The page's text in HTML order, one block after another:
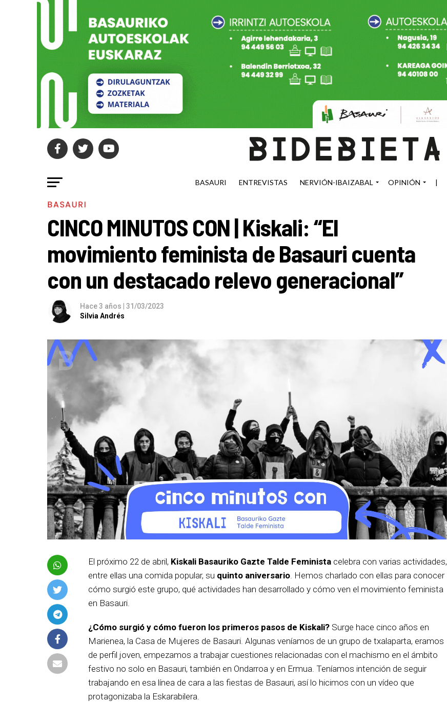
BASAURI ENTREVISTAS NERVIÓN-IBAIZABAL OPINIÓN |
BASAURI
CINCO MINUTOS CON | Kiskali: “El
movimiento feminista de Basauri cuenta
con un destacado relevo generacional”
Hace 3 años | 31/03/2023
Silvia Andrés
El próximo 22 de abril, Kiskali Basauriko Gazte Talde Feminista celebra con varias actividades,
entre ellas una comida popular, su quinto aniversario . Hemos charlado con ellas para conocer
cómo surgió este grupo, qué actividades han desarrollado y cómo ven el movimiento feminista
en Basauri.
¿Cómo surgió y cómo fueron los primeros pasos de Kiskali? Surge hace cinco años en
Marienea, la Casa de Mujeres de Basauri. Algunas veníamos de un grupo de txalaparta, eramos
de perfil joven, empezamos a trabajar cuestiones relacionadas con el machismo en el ámbito
festivo no solo en Basauri, también en Ondarroa y en Ermua. Teníamos intención de seguir
trabajando en esa línea de cara a las fiestas de Basauri, así lo hicimos con un vídeo que
protagonizaba la Eskarabilera.